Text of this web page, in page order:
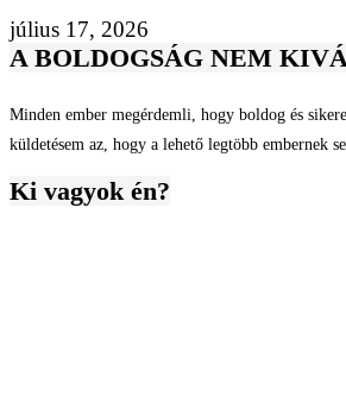
július 17, 2026
A BOLDOGSÁG NEM
Minden ember megérdemli, hogy boldog és
küldetésem az, hogy a lehető legtöbb embernek
Ki vagyok én?